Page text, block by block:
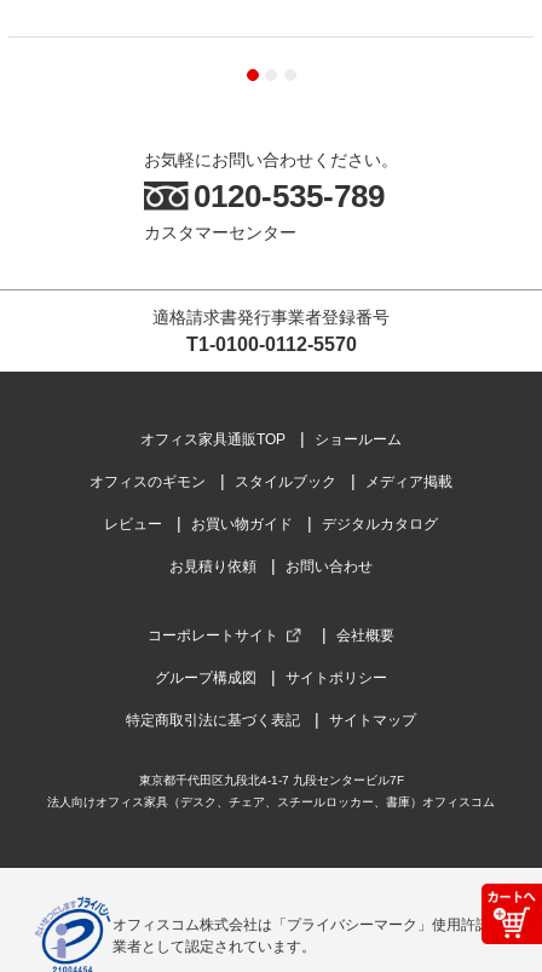
お気軽にお問い合わせください。
0120-535-789
カスタマーセンター
適格請求書発行事業者登録番号
T1-0100-0112-5570
オフィス家具通販TOP ショールーム
オフィスのギモン スタイルブック メディア掲載
レビュー お買い物ガイド デジタルカタログ
お見積り依頼 お問い合わせ
コーポレートサイト 会社概要
グループ構成図 サイトポリシー
特定商取引法に基づく表記 サイトマップ
東京都千代田区九段北4-1-7 九段センタービル7F
法人向けオフィス家具（デスク、チェア、スチールロッカー、書庫）オフィスコム
オフィスコム株式会社は「プライバシーマーク」使用許諾事
業者として認定されています。